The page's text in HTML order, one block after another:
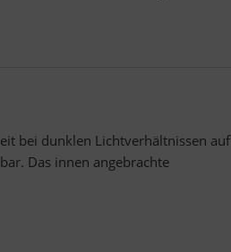
bei dunklen Lichtverhältnissen auf
Das innen angebrachte